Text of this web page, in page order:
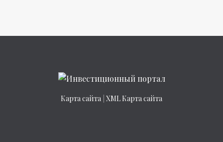
Карта сайта XML Карта сайта